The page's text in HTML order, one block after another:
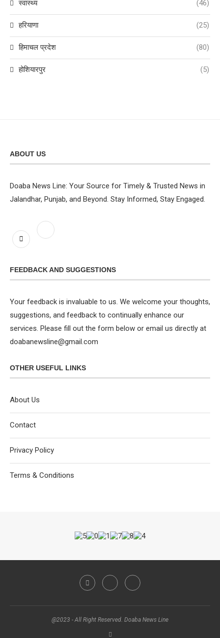
स्वास्थ्य (46)
हरियाणा (25)
हिमाचल प्रदेश (80)
होशियारपुर (5)
ABOUT US
Doaba News Line: Your Source for Timely & Trusted News in
Jalandhar, Punjab, and Beyond. Stay Informed, Stay Engaged.
FEEDBACK AND SUGGESTIONS
Your feedback is invaluable to us. We welcome your thoughts,
suggestions, and feedback to continually enhance our
services. Please fill out the form below or email us directly at
doabanewsline@gmail.com
OTHER USEFUL LINKS
About Us
Contact
Privacy Policy
Terms & Conditions
@2023 - All Right Reserved. Doaba News Line